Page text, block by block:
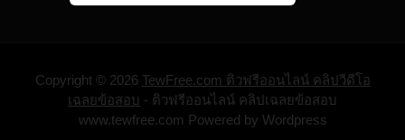
Copyright © 2026 TewFree.com ติวฟรีออนไลน์ คลิปวีดีโอ
เฉลยข้อสอบ - ติวฟรีออนไลน์ คลิปเฉลยข้อสอบ
www.tewfree.com Powered by Wordpress